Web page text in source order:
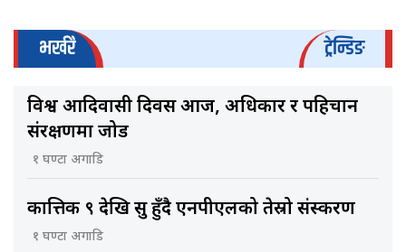
भर्खरै ट्रेन्डिङ
विश्व आदिवासी दिवस आज, अधिकार र पहिचान
संरक्षणमा जोड
१ घण्टा अगाडि
कात्तिक ९ देखि सुरु हुँदै एनपीएलको तेस्रो संस्करण
१ घण्टा अगाडि